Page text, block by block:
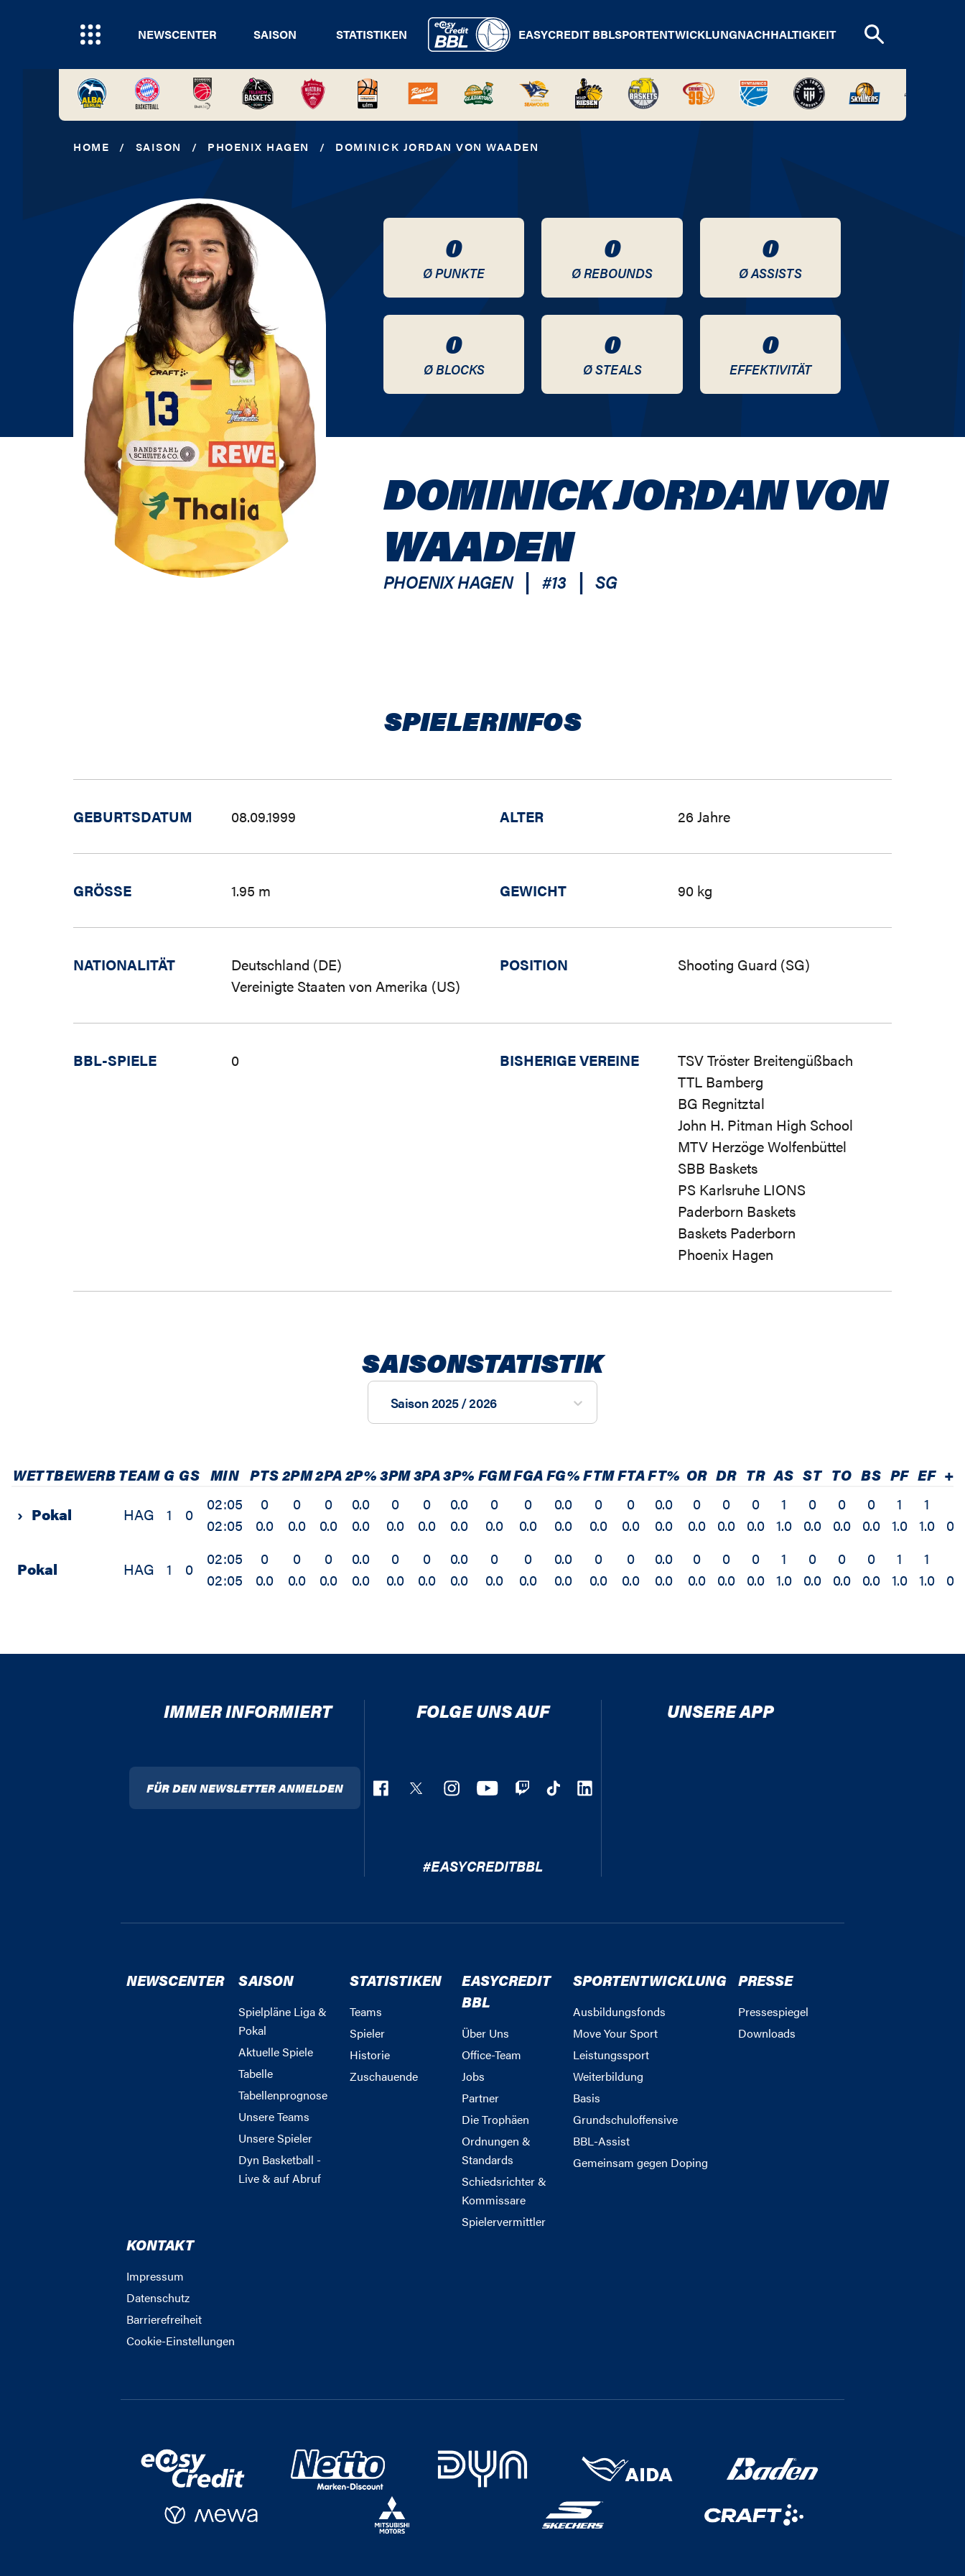
NEWSCENTER SAISON STATISTIKEN EASYCREDIT BBLSPORTENTWICKLUNGNACHHALTIGKEIT
HOME / SAISON / PHOENIX HAGEN / DOMINICK JORDAN VON WAADEN
0
Ø PUNKTE
0
Ø REBOUNDS
0
Ø ASSISTS
0
Ø BLOCKS
0
Ø STEALS
0
EFFEKTIVITÄT
DOMINICK JORDAN VON
WAADEN
PHOENIX HAGEN | #13 | SG
SPIELERINFOS
GEBURTSDATUM 08.09.1999 ALTER 26 Jahre
GRÖSSE 1.95 m GEWICHT 90 kg
NATIONALITÄT
Deutschland (DE)
Vereinigte Staaten von Amerika (US)
POSITION Shooting Guard (SG)
BBL-SPIELE 0 BISHERIGE VEREINE
TSV Tröster Breitengüßbach
TTL Bamberg
BG Regnitztal
John H. Pitman High School
MTV Herzöge Wolfenbüttel
SBB Baskets
PS Karlsruhe LIONS
Paderborn Baskets
Baskets Paderborn
Phoenix Hagen
SAISONSTATISTIK
Saison 2025 / 2026
WETTBEWERBTEAM G GS MIN PTS2PM2PA2P%3PM3PA3P% FGMFGAFG%FTMFTAFT% OR DR TR AS ST TO BS PF EF
› Pokal HAG 1 0
02:05
02:05
0
0.0
0
0.0
0
0.0
0.0
0.0
0
0.0
0
0.0
0.0
0.0
0
0.0
0
0.0
0.0
0.0
0
0.0
0
0.0
0.0
0.0
0
0.0
0
0.0
0
0.0
1
1.0
0
0.0
0
0.0
0
0.0
1
1.0
1
1.0
0.0
Pokal HAG 1 0
02:05
02:05
0
0.0
0
0.0
0
0.0
0.0
0.0
0
0.0
0
0.0
0.0
0.0
0
0.0
0
0.0
0.0
0.0
0
0.0
0
0.0
0.0
0.0
0
0.0
0
0.0
0
0.0
1
1.0
0
0.0
0
0.0
0
0.0
1
1.0
1
1.0
0.0
IMMER INFORMIERT
FÜR DEN NEWSLETTER ANMELDEN
FOLGE UNS AUF
#EASYCREDITBBL
UNSERE APP
NEWSCENTER SAISON
Spielpläne Liga &
Pokal
Aktuelle Spiele
Tabelle
Tabellenprognose
Unsere Teams
Unsere Spieler
Dyn Basketball -
Live & auf Abruf
STATISTIKEN
Teams
Spieler
Historie
Zuschauende
EASYCREDIT
BBL
Über Uns
Office-Team
Jobs
Partner
Die Trophäen
Ordnungen &
Standards
Schiedsrichter &
Kommissare
Spielervermittler
SPORTENTWICKLUNG
Ausbildungsfonds
Move Your Sport
Leistungssport
Weiterbildung
Basis
Grundschuloffensive
BBL-Assist
Gemeinsam gegen Doping
PRESSE
Pressespiegel
Downloads
KONTAKT
Impressum
Datenschutz
Barrierefreiheit
Cookie-Einstellungen